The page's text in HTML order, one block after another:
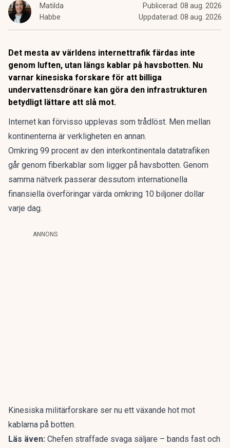
Matilda
Habbe
Publicerad: 08 aug. 2026
Uppdaterad: 08 aug. 2026
Det mesta av världens internettrafik färdas inte
genom luften, utan längs kablar på havsbotten. Nu
varnar kinesiska forskare för att billiga
undervattensdrönare kan göra den infrastrukturen
betydligt lättare att slå mot.
Internet kan förvisso upplevas som trådlöst. Men mellan
kontinenterna är verkligheten en annan.
Omkring 99 procent av den interkontinentala datatrafiken
går genom fiberkablar som ligger på havsbotten. Genom
samma nätverk passerar dessutom internationella
finansiella överföringar värda omkring 10 biljoner dollar
varje dag.
ANNONS
Kinesiska militärforskare ser nu ett växande hot mot
kablarna på botten.
Läs även: Chefen straffade svaga säljare – bands fast och